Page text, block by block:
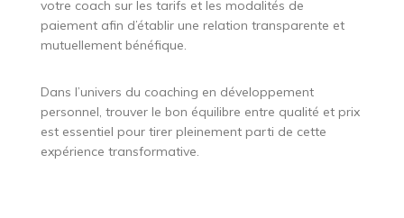
votre coach sur les tarifs et les modalités de
paiement afin d’établir une relation transparente et
mutuellement bénéfique.
Dans l’univers du coaching en développement
personnel, trouver le bon équilibre entre qualité et prix
est essentiel pour tirer pleinement parti de cette
expérience transformative.